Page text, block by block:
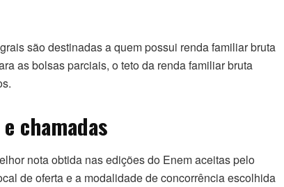
são destinadas a quem possui renda familiar bruta
as bolsas parciais, o teto da renda familiar bruta
chamadas
nota obtida nas edições do Enem aceitas pelo
de oferta e a modalidade de concorrência escolhida